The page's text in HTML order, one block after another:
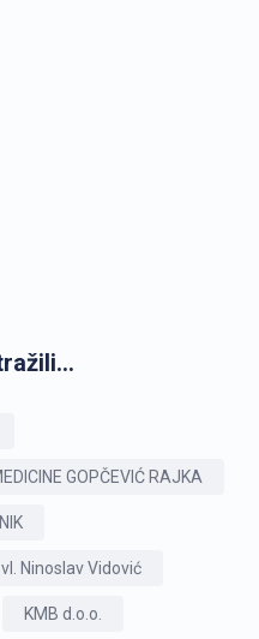
GOPČEVIĆ RAJKA
vl. Ninoslav Vidović
KMB d.o.o.